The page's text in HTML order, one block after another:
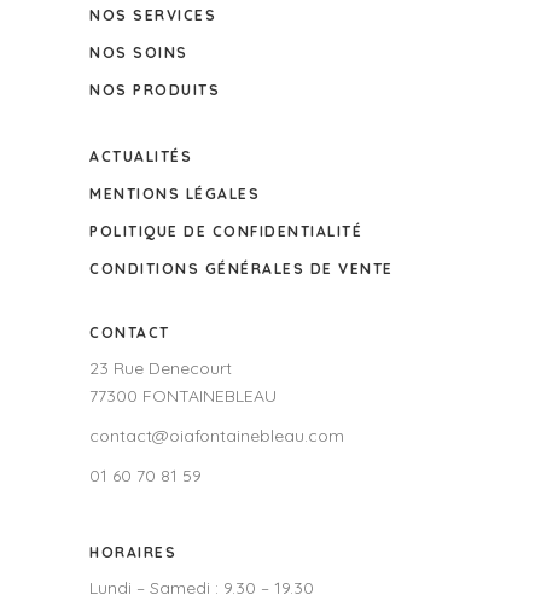
NOS SERVICES
NOS SOINS
NOS PRODUITS
ACTUALITÉS
MENTIONS LÉGALES
POLITIQUE DE CONFIDENTIALITÉ
CONDITIONS GÉNÉRALES DE VENTE
CONTACT
23 Rue Denecourt
77300 FONTAINEBLEAU
contact@oiafontainebleau.com
01 60 70 81 59
HORAIRES
Lundi – Samedi : 9.30 – 19.30